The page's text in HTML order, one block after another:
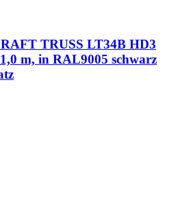
TRUSS LT34B HD3
m, in RAL9005 schwarz